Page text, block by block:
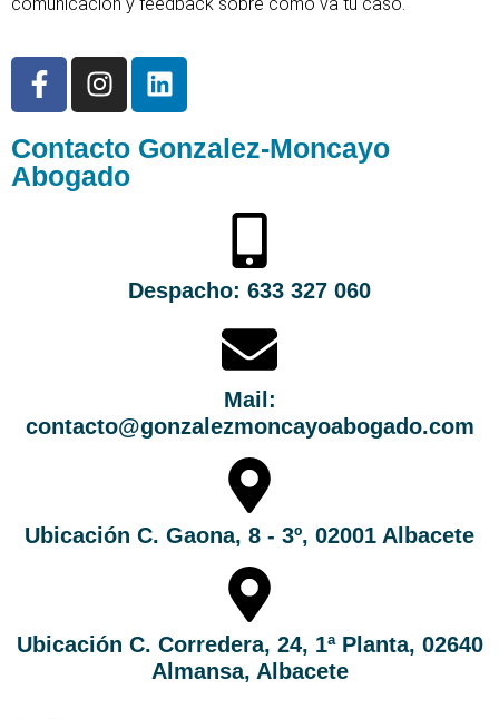
comunicación y feedback sobre como va tu caso.
Contacto Gonzalez-Moncayo
Abogado
Despacho: 633 327 060
Mail:
contacto@gonzalezmoncayoabogado.com
Ubicación C. Gaona, 8 - 3º, 02001 Albacete
Ubicación C. Corredera, 24, 1ª Planta, 02640
Almansa, Albacete